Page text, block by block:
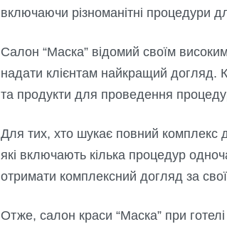
включаючи різноманітні процедури
Салон “Маска” відомий своїм
надати клієнтам найкращий догляд.
та продукти для проведення
Для тих, хто шукає повний комплекс
які включають кілька процедур
отримати комплексний догляд за
Отже, салон краси “Маска” при